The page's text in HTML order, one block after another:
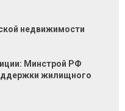
недвижимости
Минстрой РФ
жилищного